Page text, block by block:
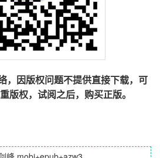
，因版权问题不提供直接下载，可
版权，试阅之后，购买正版。